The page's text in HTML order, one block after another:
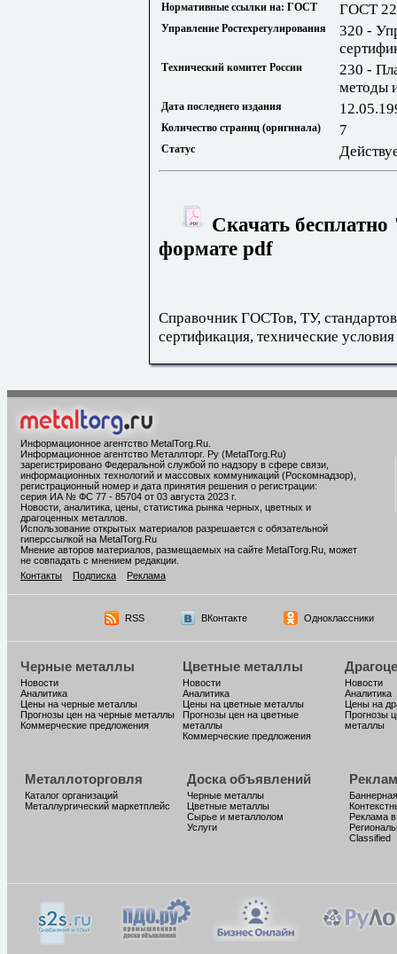
Нормативные ссылки на: ГОСТ ГОСТ
Управление Ростехрегулирования
320 -
Технический комитет России
230 -
методы
Дата последнего издания
Количество страниц (оригинала) 7
Статус
Скачать
формате pdf
Справочник ГОСТов, ТУ,
сертификация, технические условия
Информационное агентство MetalTorg.Ru
Информационное агентство Металлторг. Ру (MetalTorg.Ru)
зарегистрировано Федеральной службой по надзору в сфере связи,
информационных технологий и массовых коммуникаций (Роскомнадзор),
регистрационный номер и дата принятия решения о регистрации:
серия ИА № ФС 77 - 85704 от 03 августа 2023 г.
Новости, аналитика, цены, статистика рынка черных, цветных и
драгоценных металлов.
Использование открытых материалов разрешается с обязательной
гиперссылкой на MetalTorg.Ru
Мнение авторов материалов, размещаемых на сайте MetalTorg.Ru, может
не совпадать с мнением редакции.
Контакты
Подписка Реклама
RSS ВКонтакте Одноклассники
Черные металлы
Новости
Аналитика
Цены на черные металлы
Прогнозы цен на черные металлы
Коммерческие предложения
Цветные металлы
Новости
Аналитика
Цены на цветные металлы
Прогнозы цен на цветные
металлы
Коммерческие предложения
Новости
Аналитика
Цены на
Прогнозы
металлы
Металлоторговля
Каталог организаций
Металлургический маркетплейс
Доска объявлений
Черные металлы
Цветные металлы
Сырье и металлолом
Услуги
Реклама
Classified